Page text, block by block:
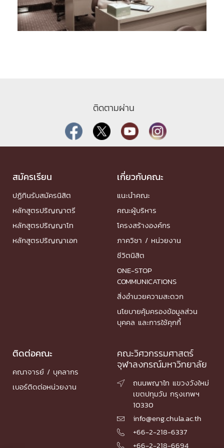
ติดตามผ่าน
สมัครเรียน
ปฏิทินรับสมัครนิสิต
หลักสูตรปริญญาตรี
หลักสูตรปริญญาโท
หลักสูตรปริญญาเอก
เกี่ยวกับคณะ
แนะนำคณะ
คณะผู้บริหาร
โครงสร้างองค์กร
ภาควิชา / หน่วยงาน
ชีวิตนิสิต
ONE-STOP
COMMUNICATIONS
สิ่งอำนวยความสะดวก
นโยบายคุ้มครองข้อมูลส่วน
บุคคล และการใช้คุกกี้
ติดต่อคณะ
คณาจารย์ / บุคลากร
เบอร์ติดต่อหน่วยงาน
คณะวิศวกรรมศาสตร์
จุฬาลงกรณ์มหาวิทยาลัย

ถนนพญาไท แขวงวังใหม่
เขตปทุมวัน กรุงเทพฯ
10330
 info@eng.chula.ac.th
 +66-2-218-6337
 +66-2-218-6694